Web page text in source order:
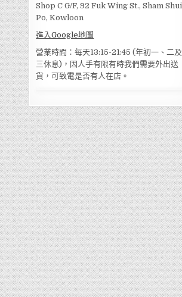
Shop C G/F, 92 Fuk Wing St., Sham Shui
Po, Kowloon
進入Google地圖
營業時間：每天13:15-21:45 (年初一、二及
三休息)，因人手有限有時我們需要外出送
貨，可致電是否有人在店。